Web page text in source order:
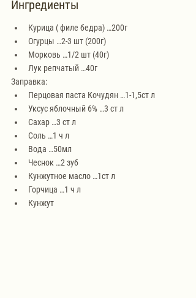
Ингредиенты
Курица ( филе бедра) …200г
Огурцы …2-3 шт (200г)
Морковь …1/2 шт (40г)
Лук репчатый …40г
Заправка:
Перцовая паста Кочудян …1-1,5ст л
Уксус яблочный 6% …3 ст л
Сахар …3 ст л
Соль …1 ч л
Вода …50мл
Чеснок …2 зуб
Кунжутное масло …1ст л
Горчица …1 ч л
Кунжут